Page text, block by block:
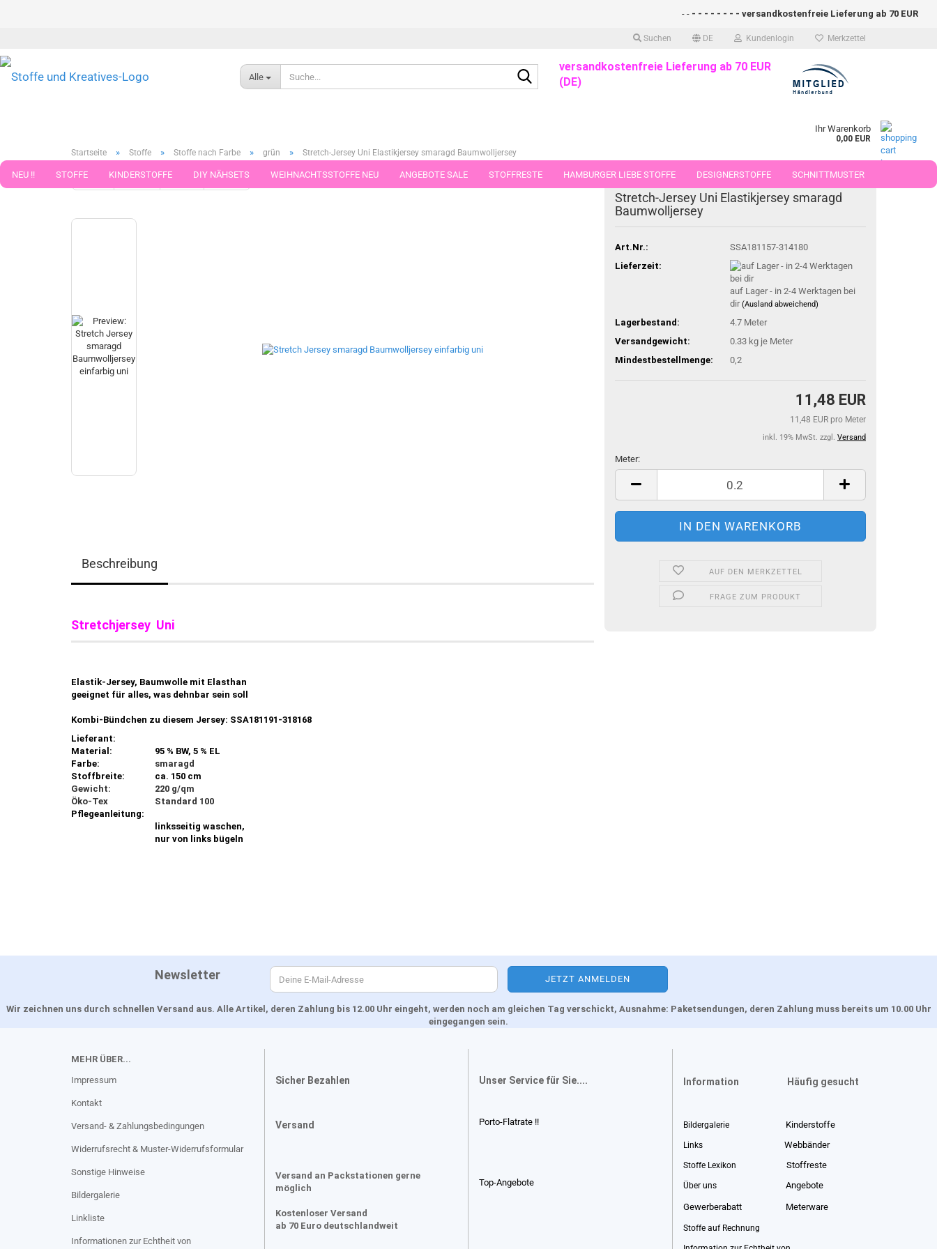
Suchen DE Kundenlogin Merkzettel
- - - - - - - - versandkostenfreie Lieferung ab 70 EUR
Alle
Suche...versandkostenfreie Lieferung ab 70 EUR
(DE)
Ihr Warenkorb
0,00 EUR
NEU !! STOFFE KINDERSTOFFE DIY NÄHSETS WEIHNACHTSSTOFFE NEU ANGEBOTE SALE STOFFRESTE HAMBURGER LIEBE STOFFE DESIGNERSTOFFE SCHNITTMUSTER
STOFFE IN STÜCKEN VON 25 UND 50 CM
Startseite » Stoffe » Stoffe nach Farbe » grün » Stretch-Jersey Uni Elastikjersey smaragd Baumwolljersey
« Erster « zurück weiter » Letzter » Artikel in dieser Kategorie
Stretch-Jersey Uni Elastikjersey smaragd
Baumwolljersey
Art.Nr.:
SSA181157-314180
Lieferzeit:
auf Lager - in 2-4 Werktagen bei
dir(Ausland abweichend)
Lagerbestand: 4.7 Meter
Versandgewicht:
0.33 kg je Meter
Mindestbestellmenge:
0,2
11,48 EUR
11,48 EUR pro Meter
inkl. 19% MwSt. zzgl. Versand
Meter:
Meter
AUF DEN MERKZETTEL
FRAGE ZUM PRODUKT
Beschreibung
Stretchjersey Uni
Elastik-Jersey, Baumwolle mit Elasthan
geeignet für alles, was dehnbar sein soll
Kombi-Bündchen zu diesem Jersey: SSA181191-318168
Lieferant:
Material:
95 % BW, 5 % EL
Farbe:
smaragd
Stoffbreite:
ca. 150 cm
Gewicht:
220 g/qm
Öko-Tex
Standard 100
Pflegeanleitung:
linksseitig waschen,
nur von links bügeln
Newsletter
Wir zeichnen uns durch schnellen Versand aus. Alle Artikel, deren Zahlung bis 12.00 Uhr eingeht, werden noch am gleichen Tag verschickt, Ausnahme: Paketsendungen, deren Zahlung muss bereits um 10.00 Uhr
eingegangen sein.
MEHR ÜBER...
Impressum
Kontakt
Versand- & Zahlungsbedingungen
Widerrufsrecht & Muster-Widerrufsformular
Sonstige Hinweise
Bildergalerie
Linkliste
Informationen zur Echtheit von
Sicher Bezahlen
Versand
Versand an Packstationen gerne
möglich
Kostenloser Versand
ab 70 Euro deutschlandweit
Unser Service für Sie....
Porto-Flatrate !!
Top-Angebote
Information Häufig gesucht
Bildergalerie Kinderstoffe
Links Webbänder
Stoffe Lexikon Stoffreste
Über uns Angebote
Gewerberabatt Meterware
Stoffe auf Rechnung